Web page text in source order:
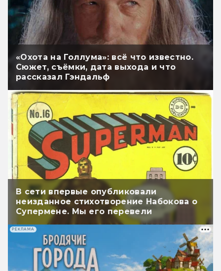
«Охота на Голлума»: всё что известно.
Сюжет, съёмки, дата выхода и что
рассказал Гэндальф
В сети впервые опубликовали
неизданное стихотворение Набокова о
Супермене. Мы его перевели
РЕКЛАМА